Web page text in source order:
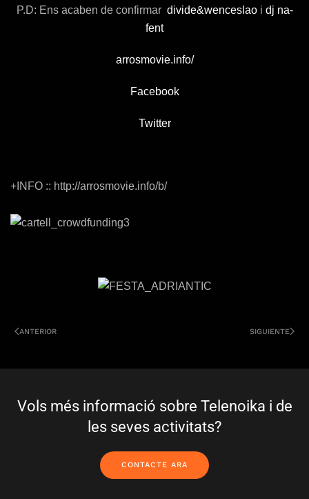
P.D: Ens acaben de confirmar divide&wenceslaoi dj na-
fent
arrosmovie.info/
Facebook
Twitter
+INFO :: http://arrosmovie.info/b/
ANTERIOR SIGUIENTE
Vols més informació sobre Telenoika i de
les seves activitats?
CONTACTE ARA